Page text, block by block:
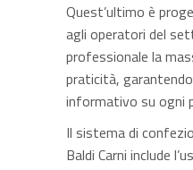
Quest’ultimo è
agli operatori del
professionale la
praticità,
informativo su ogni
Il sistema di
Baldi Carni include